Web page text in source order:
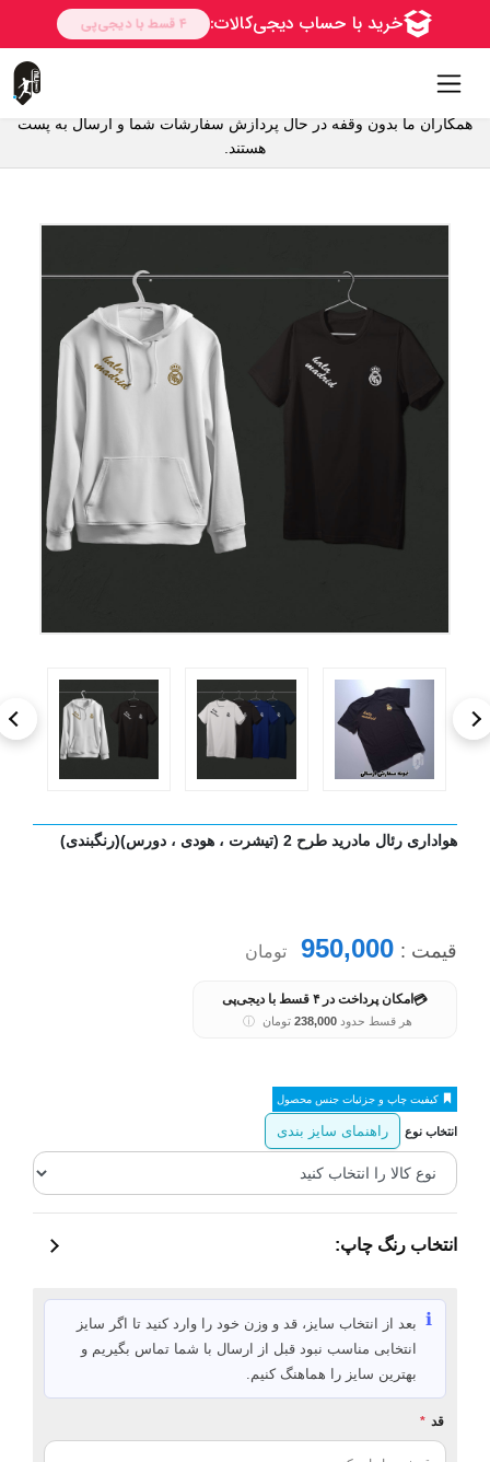
همکاران ما بدون وقفه در حال پردازش سفارشات شما و ارسال به پست
هستند.
هواداری رئال مادرید طرح 2 (تیشرت ، هودی ، دورس)(رنگبندی)
قیمت : 950,000 تومان
💳 امکان پرداخت در ۴ قسط با دیجی‌پی
هر قسط حدود238,000 تومان ⓘ
کیفیت چاپ و جزئیات جنس محصول
انتخاب نوع راهنمای سایز بندی
انتخاب رنگ چاپ:
ℹ️ بعد از انتخاب سایز، قد و وزن خود را وارد کنید تا اگر سایز
انتخابی مناسب نبود قبل از ارسال با شما تماس بگیریم و
بهترین سایز را هماهنگ کنیم.
قد *